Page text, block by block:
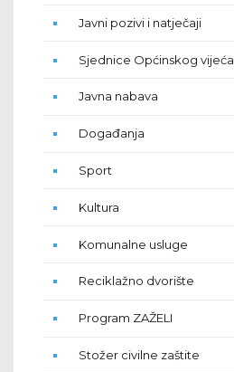
Javni pozivi i natječaji
Sjednice Općinskog vijeća
Javna nabava
Događanja
Sport
Kultura
Komunalne usluge
Reciklažno dvorište
Program ZAŽELI
Stožer civilne zaštite